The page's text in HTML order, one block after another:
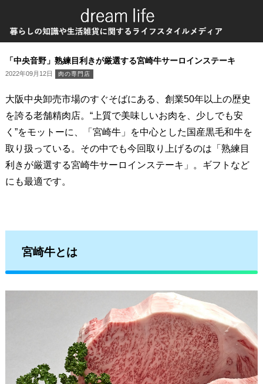
「中央音野」熟練目利きが厳選する宮崎牛サーロインステーキ
2022年09月12日 肉の専門店
大阪中央卸売市場のすぐそばにある、創業50年以上の歴史
を誇る老舗精肉店。“上質で美味しいお肉を、少しでも安
く”をモットーに、「宮崎牛」を中心とした国産黒毛和牛を
取り扱っている。その中でも今回取り上げるのは「熟練目
利きが厳選する宮崎牛サーロインステーキ」。ギフトなど
にも最適です。
宮崎牛とは